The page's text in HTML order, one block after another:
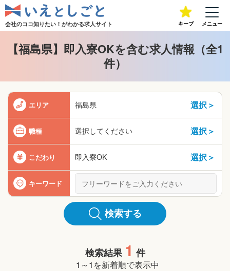
会社のココ知りたい！がわかる求人サイト キープ メニュー
【福島県】即入寮OKを含む求人情報（全1
件）
エリア 福島県 選択＞
職種 選択してください 選択＞
こだわり 即入寮OK 選択＞
キーワード
検索する
検索結果 1 件
1～1を新着順で表示中